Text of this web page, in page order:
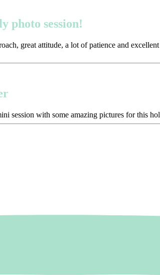
photo session!
great attitude, a lot of patience and
session with some amazing pictures for this